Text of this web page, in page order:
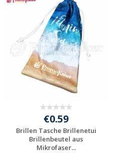
Individuelle
Werbeartikel
anfragen
€0.59
Brillen Tasche Brillenetui
Brillenbeutel aus
Mikrofaser...